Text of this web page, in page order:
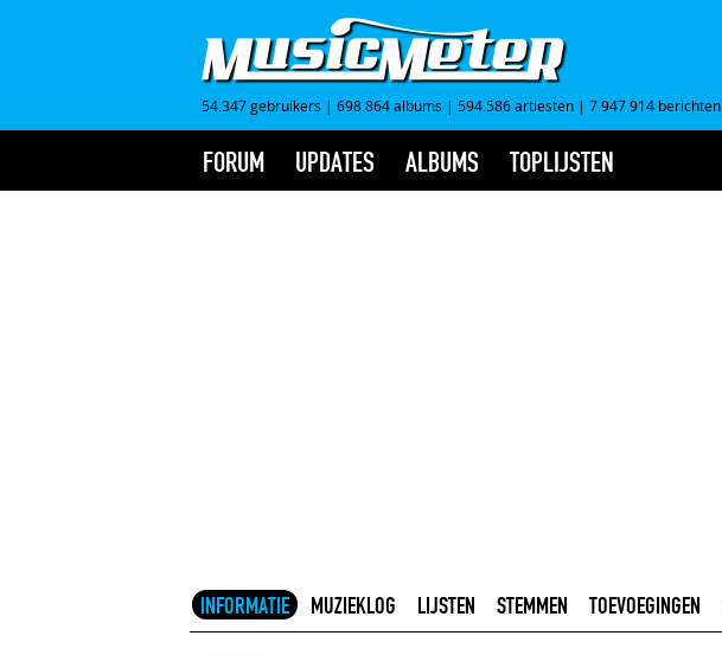
54.347 gebruikers | 698.864 albums | 594.586 artiesten | 7.947.914 berichten
FORUM UPDATES ALBUMS TOPLIJSTEN
INFORMATIE MUZIEKLOG LIJSTEN STEMMEN TOEVOEGINGEN